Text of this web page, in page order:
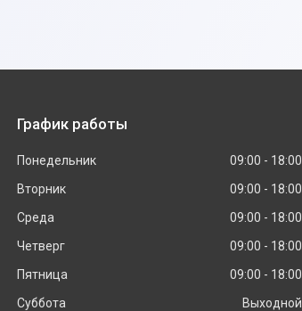
График работы
Понедельник 09:00
18:00
Вторник
09:00
18:00
Среда
09:00
18:00
Четверг
09:00
18:00
Пятница
09:00
18:00
Суббота
Выходной